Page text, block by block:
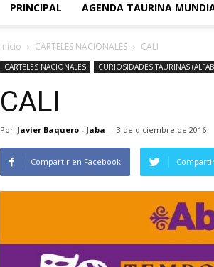
PRINCIPAL AGENDA TAURINA
Inicio CARTELES NACIONALES CALI
CARTELES NACIONALES CURIOSIDADES TAURINAS
CALI
Por Javier Baquero - Jaba - 3 de diciembre de 2016
Compartir en Facebook